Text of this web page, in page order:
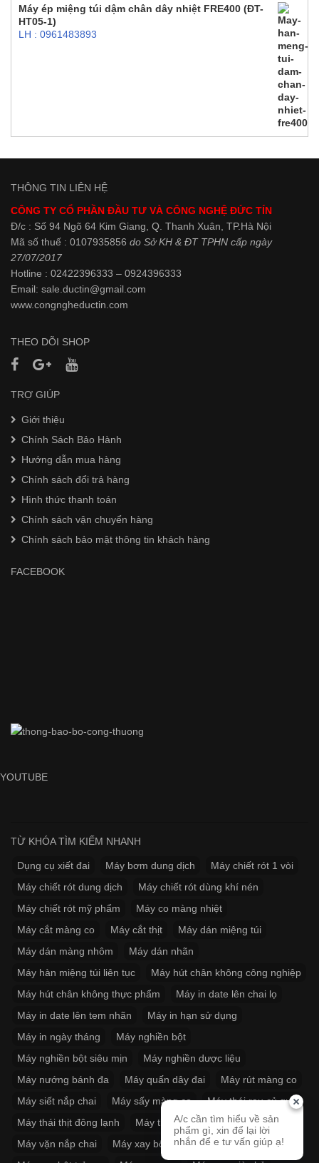
Máy ép miệng túi dậm chân dây nhiệt FRE400 (ĐT-
HT05-1)
LH : 0961483893
THÔNG TIN LIÊN HỆ
CÔNG TY CỔ PHẦN ĐẦU TƯ VÀ CÔNG NGHỆ ĐỨC TÍN
Đ/c : Số 94 Ngõ 64 Kim Giang, Q. Thanh Xuân, TP.Hà Nội
Mã số thuế : 0107935856 do Sở KH & ĐT TPHN cấp ngày
27/07/2017
Hotline : 02422396333 – 0924396333
Email: sale.ductin@gmail.com
www.congngheductin.com
THEO DÕI SHOP
TRỢ GIÚP
Giới thiệu
Chính Sách Bảo Hành
Hướng dẫn mua hàng
Chính sách đổi trả hàng
Hình thức thanh toán
Chính sách vận chuyển hàng
Chính sách bảo mật thông tin khách hàng
FACEBOOK
YOUTUBE
TỪ KHÓA TÌM KIẾM NHANH
Dụng cụ xiết đai Máy bơm dung dịch
Máy chiết rót 1 vòi
Máy chiết rót dung dịch
Máy chiết rót dùng khí nén
Máy chiết rót mỹ phẩm
Máy co màng nhiệt
Máy cắt màng co
Máy cắt thịt
Máy dán miệng túi
Máy dán màng nhôm
Máy dán nhãn
Máy hàn miệng túi liên tục
Máy hút chân không công nghiệp
Máy hút chân không thực phẩm
Máy in date lên chai lọ
Máy in date lên tem nhãn
Máy in hạn sử dụng
Máy in ngày tháng
Máy nghiền bột
Máy nghiền bột siêu mịn
Máy nghiền dược liệu
Máy nướng bánh đa
Máy quấn dây đai
Máy rút màng co
Máy siết nắp chai
Máy sấy màng co
Máy thái rau củ quả
Máy thái thịt đông lạnh
Máy thít dây đai
Máy vặn nắp chai
Máy xay bột khô
Máy xay bột siêu mịn
A/c cần tìm hiểu về sản
phẩm gì, xin để lại lời
nhắn để e tư vấn giúp ạ!